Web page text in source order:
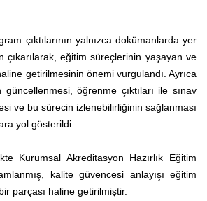
çıktılarının yalnızca dokümanlarda yer
çıkarılarak, eğitim süreçlerinin yaşayan ve
getirilmesinin önemi vurgulandı. Ayrıca
öğrenme çıktıları ile sınav
ve bu sürecin izlenebilirliğinin sağlanması
yol gösterildi.
Kurumsal Akreditasyon Hazırlık Eğitim
kalite güvencesi anlayışı eğitim
parçası haline getirilmiştir.